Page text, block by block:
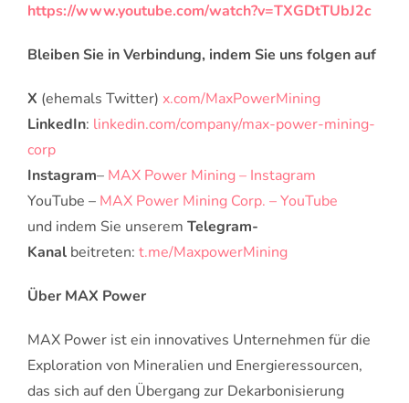
https://www.youtube.com/watch?v=TXGDtTUbJ2c
Bleiben Sie in Verbindung, indem Sie uns folgen auf
X (ehemals Twitter) x.com/MaxPowerMining
LinkedIn: linkedin.com/company/max-power-mining-
corp
Instagram– MAX Power Mining – Instagram
YouTube – MAX Power Mining Corp. – YouTube
und indem Sie unserem Telegram-
Kanal beitreten: t.me/MaxpowerMining
Über MAX Power
MAX Power ist ein innovatives Unternehmen für die
Exploration von Mineralien und Energieressourcen,
das sich auf den Übergang zur Dekarbonisierung